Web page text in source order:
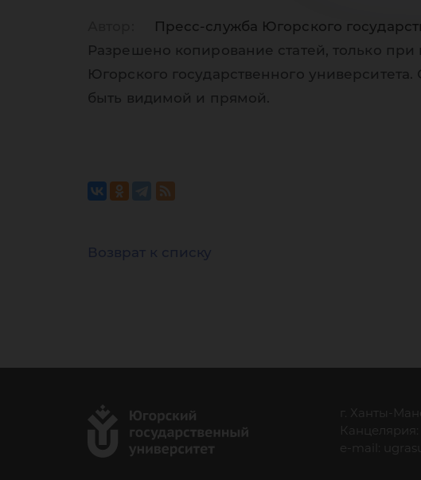
Пресс-служба Югорского
Разрешено копирование статей, только
Югорского государственного
быть видимой и прямой.
Возврат к списку
г. Ханты-
Канцелярия:
e-mail: